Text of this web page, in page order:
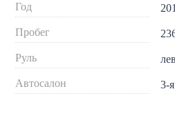
Год
Пробег
Руль
Автосалон 3-